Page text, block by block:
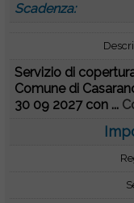
Scadenza:
Servizio di
Comune di
30 09 2027 con ...